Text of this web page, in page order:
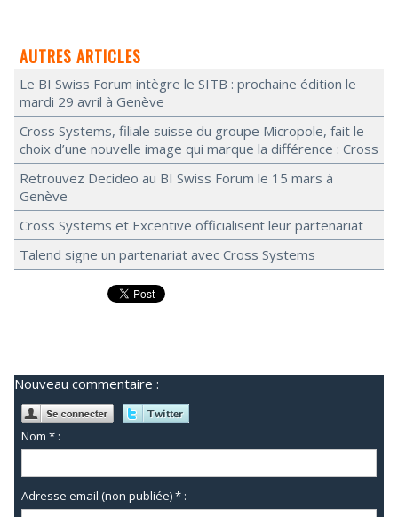
AUTRES ARTICLES
Le BI Swiss Forum intègre le SITB : prochaine édition le
mardi 29 avril à Genève
Cross Systems, filiale suisse du groupe Micropole, fait le
choix d’une nouvelle image qui marque la différence : Cross
Retrouvez Decideo au BI Swiss Forum le 15 mars à
Genève
Cross Systems et Excentive officialisent leur partenariat
Talend signe un partenariat avec Cross Systems
Nouveau commentaire :
Nom * :
Adresse email (non publiée) * :